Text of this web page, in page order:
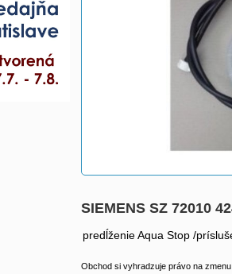
SIEMENS SZ 72010
predĺženie Aqua Stop /
Obchod si vyhradzuje právo na